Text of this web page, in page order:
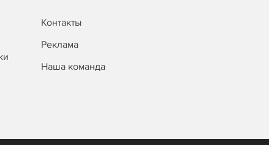
Контакты
Реклама
Наша команда